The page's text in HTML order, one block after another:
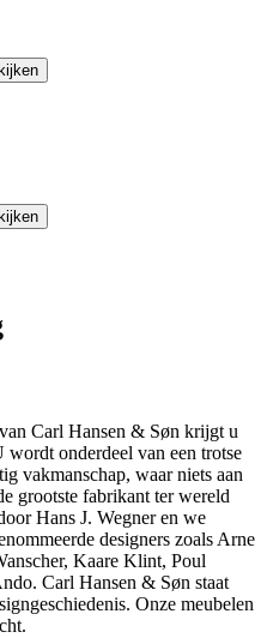
Carl Hansen & Søn krijgt u
wordt onderdeel van een trotse
vakmanschap, waar niets aan
grootste fabrikant ter wereld
Hans J. Wegner en we
designers zoals Arne
Kaare Klint, Poul
Carl Hansen & Søn staat
Onze meubelen